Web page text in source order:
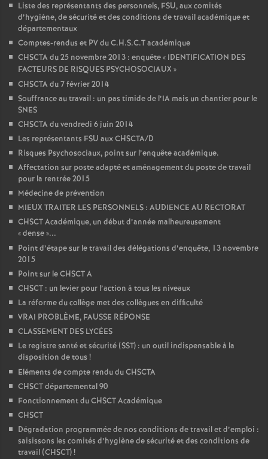
Liste des représentants des personnels, FSU, aux comités
d’hygiène, de sécurité et des conditions de travail académique et
départementaux
Comptes-rendus et PV du C.H.S.C.T académique
CHSCTA du 25 novembre 2013 : enquête « IDENTIFICATION DES
FACTEURS DE RISQUES PSYCHOSOCIAUX »
CHSCTA du 7 février 2014
Souffrance au travail : un pas timide de l’IA mais un chantier pour le
SNES
CHSCTA du vendredi 6 juin 2014
Les représentants FSU aux CHSCTA/D
Risques Psychosociaux, point sur l’enquête académique.
Affectation sur poste adapté et aménagement du poste de travail
pour la rentrée 2015
Médecine de prévention
MIEUX TRAITER LES PERSONNELS : AUDIENCE AU RECTORAT
CHSCT Académique, un début d’année malheureusement
«dense»...
Point d’étape sur le travail des délégations d’enquête, 13 novembre
2015
Point sur le CHSCT A
CHSCT : un levier pour l’action à tous les niveaux
La réforme du collège met des collègues en difficulté
VRAI PROBLÈME, FAUSSE RÉPONSE
CLASSEMENT DES LYCÉES
Le registre santé et sécurité (SST) : un outil indispensable à la
disposition de tous !
Eléments de compte rendu du CHSCTA
CHSCT départemental 90
Fonctionnement du CHSCT Académique
CHSCT
Dégradation programmée de nos conditions de travail et d’emploi :
saisissons les comités d’hygiène de sécurité et des conditions de
travail (CHSCT)!